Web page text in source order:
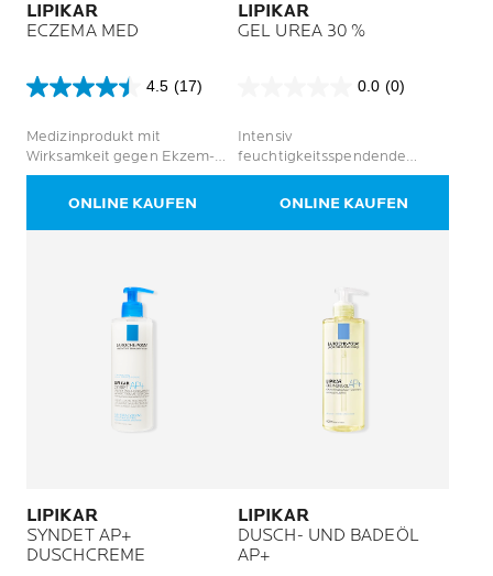
LIPIKAR
ECZEMA MED
4.5 (17)
4.5
5
Sternen.
17
Bewertungen
Medizinprodukt mit
Wirksamkeit gegen Ekzem-
Symptome
ONLINE KAUFEN
LIPIKAR
GEL UREA 30 %
0.0 (0)
5
Sternen.
Intensiv
feuchtigkeitsspendende
Körperpflege mit 30 % Urea
für extrem trockene und raue
ONLINE KAUFEN
LIPIKAR
SYNDET AP+
DUSCHCREME
LIPIKAR
DUSCH- UND BADEÖL
AP+